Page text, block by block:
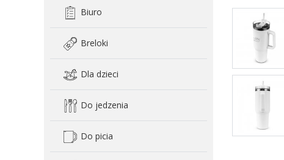
Biuro
Breloki
Dla dzieci
Do jedzenia
Do picia